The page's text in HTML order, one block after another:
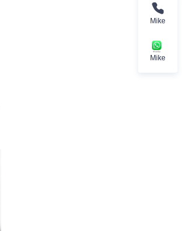
Mike
Mike